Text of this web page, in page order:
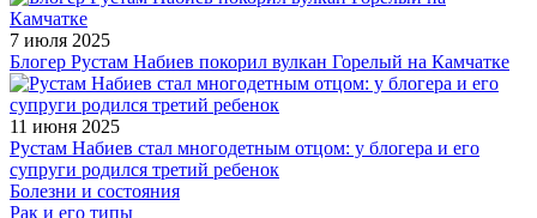
7 июля 2025
Блогер Рустам Набиев покорил вулкан Горелый на Камчатке
11 июня 2025
Рустам Набиев стал многодетным отцом: у блогера и его
супруги родился третий ребенок
Болезни и состояния
Рак и его типы